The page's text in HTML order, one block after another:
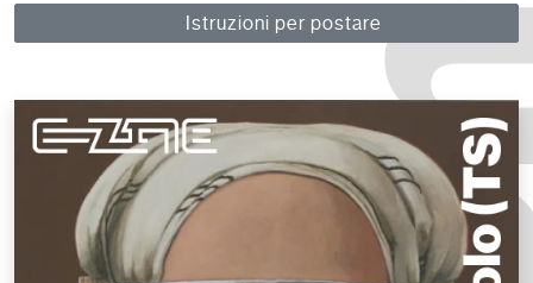
Istruzioni per postare